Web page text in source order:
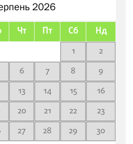
2026
Чт Пт Сб Нд
1
2
6 7 8
9
13 14 15
16
20 21 22
23
27 28 29
30